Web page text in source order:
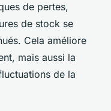
de pertes,
de stock se
Cela améliore
mais aussi la
de la